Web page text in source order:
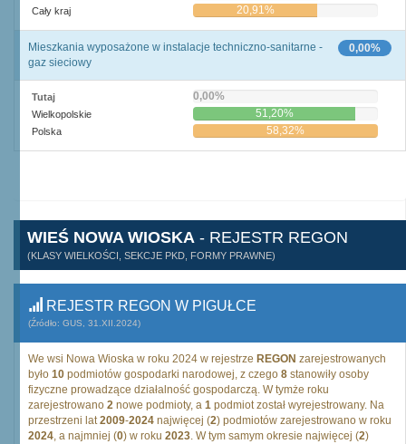
Cały kraj 20,91%
0,00%
Mieszkania wyposażone w instalacje techniczno-sanitarne -
gaz sieciowy
Tutaj 0,00%
Wielkopolskie 51,20%
Polska 58,32%
WIEŚ NOWA WIOSKA - REJESTR REGON
(KLASY WIELKOŚCI, SEKCJE PKD, FORMY PRAWNE)
REJESTR REGON W PIGUŁCE
(Źródło: GUS, 31.XII.2024)
We wsi Nowa Wioska w roku 2024 w rejestrze REGON zarejestrowanych
było 10 podmiotów gospodarki narodowej, z czego 8 stanowiły osoby
fizyczne prowadzące działalność gospodarczą. W tymże roku
zarejestrowano 2 nowe podmioty, a 1 podmiot został wyrejestrowany. Na
przestrzeni lat2009-2024 najwięcej (2) podmiotów zarejestrowano w roku
2024, a najmniej (0) w roku 2023. W tym samym okresie najwięcej (2)